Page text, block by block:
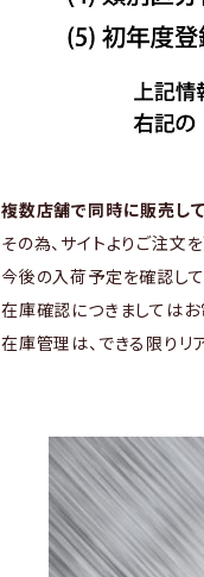
複数店舗で同時に販売して
その為、サイトよりご注文
今後の入荷予定を確認し
在庫確認につきましてはお
在庫管理は、できる限り